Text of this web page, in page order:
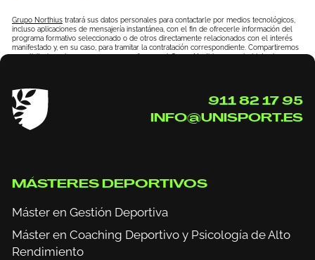
Grupo Northiustratará sus datos personales para contactarle por medios tecnológicos,
incluso aplicaciones de mensajería instantánea, con el fin de ofrecerle información del
programa formativo seleccionado o de otros directamente relacionados con el interés
manifestado y, en su caso, para tramitar la contratación correspondiente. Compartiremos
911 82 17 95
INFO@UNISPORT.ES
MÁSTERES DEPORTIVOS
Máster en Gestión Deportiva
Máster en Coaching Deportivo y Psicología de Alto
Rendimiento